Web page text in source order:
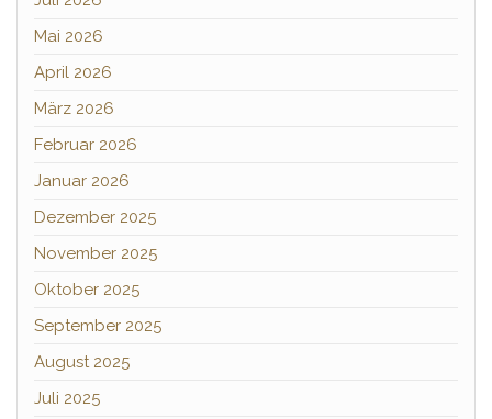
Mai 2026
April 2026
März 2026
Februar 2026
Januar 2026
Dezember 2025
November 2025
Oktober 2025
September 2025
August 2025
Juli 2025